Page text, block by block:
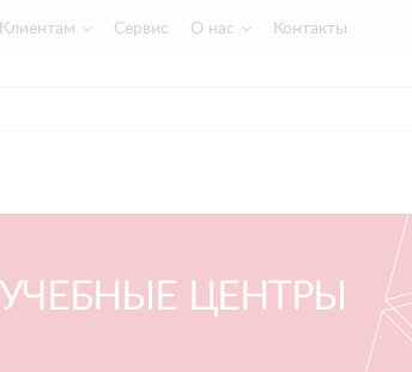
Клиентам Сервис О нас Контакты
УЧЕБНЫЕ ЦЕНТРЫ